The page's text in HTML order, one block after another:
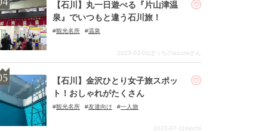
【石川】丸一日遊べる『片山津温
泉』でいつもと違う石川旅！
観光名所 温泉
2023-03-01 ぼっちのazumiさん
【石川】金沢ひとり女子旅スポッ
ト！おしゃれがたくさん
観光名所 友達向け 一人旅
2023-07-11 mochi